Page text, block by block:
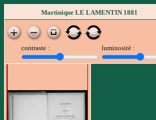
Martinique LE LAMENTIN 1881
contraste : luminosité :